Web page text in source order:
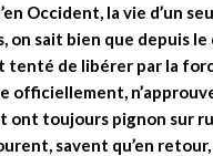
Occident, la vie d’un
on sait bien que depuis
tenté de libérer par la
officiellement,
ont toujours pignon sur
savent qu’en